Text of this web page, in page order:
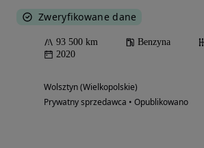
Zweryfikowane dane
93 500 km Benzyna
2020
Wolsztyn (Wielkopolskie)
Prywatny sprzedawca • Opublikowano